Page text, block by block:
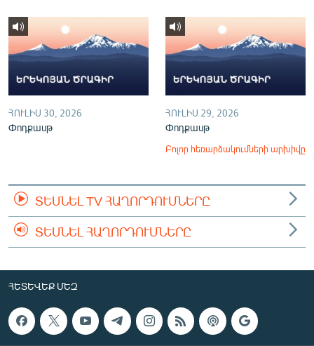
ՀՈՒԼԻՍ 30, 2026
Փոդքասթ
ՀՈՒԼԻՍ 29, 2026
Փոդքասթ
Բոլոր հեռարձակումների արխիվը
ՏԵՍՆԵԼ TV ՀԱՂՈՐԴՈՒՄՆԵՐԸ
ՏԵՍՆԵԼ ՀԱՂՈՐԴՈՒՄՆԵՐԸ
ՀԵՏԵՎԵՔ ՄԵԶ